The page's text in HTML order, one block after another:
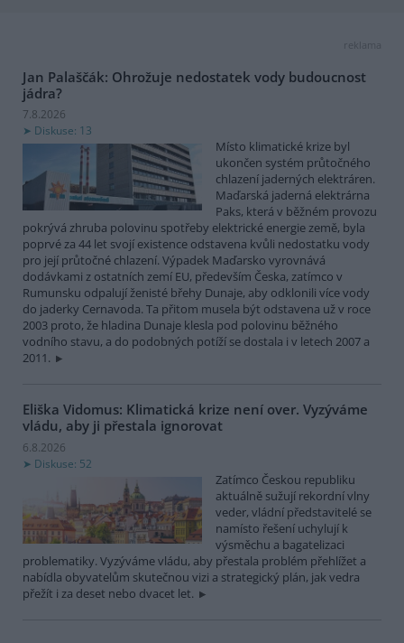
reklama
Jan Palaščák: Ohrožuje nedostatek vody budoucnost
jádra?
7.8.2026
Diskuse: 13
Místo klimatické krize byl
ukončen systém průtočného
chlazení jaderných elektráren.
Maďarská jaderná elektrárna
Paks, která v běžném provozu
pokrývá zhruba polovinu spotřeby elektrické energie země, byla
poprvé za 44 let svojí existence odstavena kvůli nedostatku vody
pro její průtočné chlazení. Výpadek Maďarsko vyrovnává
dodávkami z ostatních zemí EU, především Česka, zatímco v
Rumunsku odpalují ženisté břehy Dunaje, aby odklonili více vody
do jaderky Cernavoda. Ta přitom musela být odstavena už v roce
2003 proto, že hladina Dunaje klesla pod polovinu běžného
vodního stavu, a do podobných potíží se dostala i v letech 2007 a
2011.
Eliška Vidomus: Klimatická krize není over. Vyzýváme
vládu, aby ji přestala ignorovat
6.8.2026
Diskuse: 52
Zatímco Českou republiku
aktuálně sužují rekordní vlny
veder, vládní představitelé se
namísto řešení uchylují k
výsměchu a bagatelizaci
problematiky. Vyzýváme vládu, aby přestala problém přehlížet a
nabídla obyvatelům skutečnou vizi a strategický plán, jak vedra
přežít i za deset nebo dvacet let.